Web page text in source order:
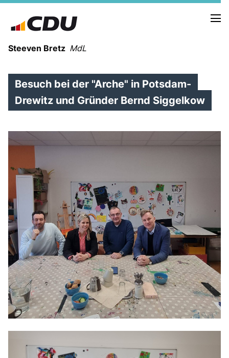
Steeven Bretz MdL
MEIN WAHLKREIS
ZIELE
Redebeiträge
Anträge CDU
Kleine Anfragen
CDU Deutschland
CDU Fraktion im Brandenburger Landtag
CDU Brandenburg
CDU Potsdam
Besuch bei der "Arche" in Potsdam-
Drewitz und Gründer Bernd Siggelkow